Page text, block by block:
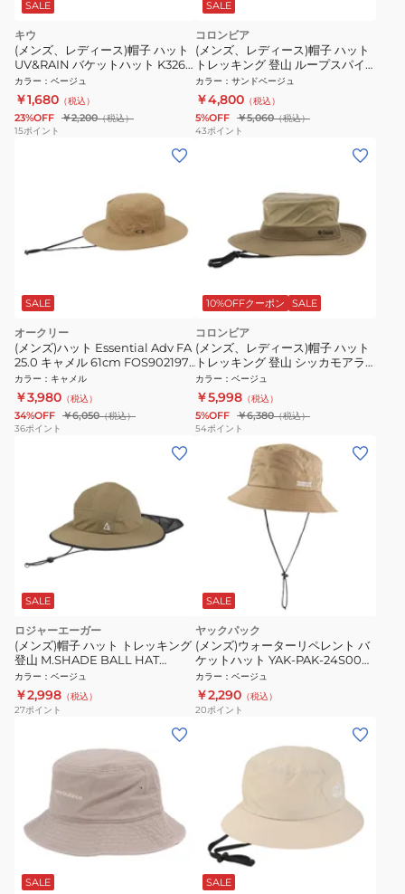
SALE
キウ
(メンズ、レディース)帽子 ハット
UV&RAIN バケットハット K326-
911 ベージュ
カラー ： ベージュ
￥1,680 （税込）
23%OFF ￥2,200（税込）
15ポイント
SALE
コロンビア
(メンズ、レディース)帽子 ハット
トレッキング 登山 ループスパイ
アーパスバケット PU5773 160
カラー ： サンドベージュ
￥4,800 （税込）
5%OFF ￥5,060（税込）
43ポイント
SALE
オークリー
(メンズ)ハット Essential Adv FA
25.0 キャメル 61cm FOS902197-
87D アドベンチャーハット
カラー ： キャメル
￥3,980 （税込）
34%OFF ￥6,050（税込）
36ポイント
10%OFFクーポン SALE
コロンビア
(メンズ、レディース)帽子 ハット
トレッキング 登山 シッカモアラ
イトブーニー PU5763 214
カラー ： ベージュ
￥5,998 （税込）
5%OFF ￥6,380（税込）
54ポイント
SALE
ロジャーエーガー
(メンズ)帽子 ハット トレッキング
登山 M.SHADE BALL HAT
RE24SST5700030 BEG UV
カラー ： ベージュ
￥2,998 （税込）
27ポイント
SALE
ヤックパック
(メンズ)ウォーターリペレント バ
ケットハット YAK-PAK-24S004
BEG
カラー ： ベージュ
￥2,290 （税込）
20ポイント
SALE SALE